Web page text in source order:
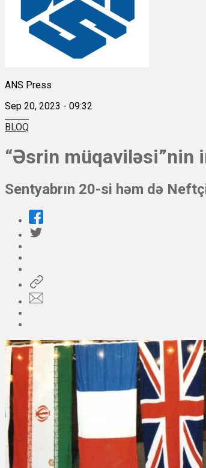
ANS Press
Sep 20, 2023 - 09:32
BLOQ
“Əsrin müqaviləsi”nin
Sentyabrın 20-si həm də